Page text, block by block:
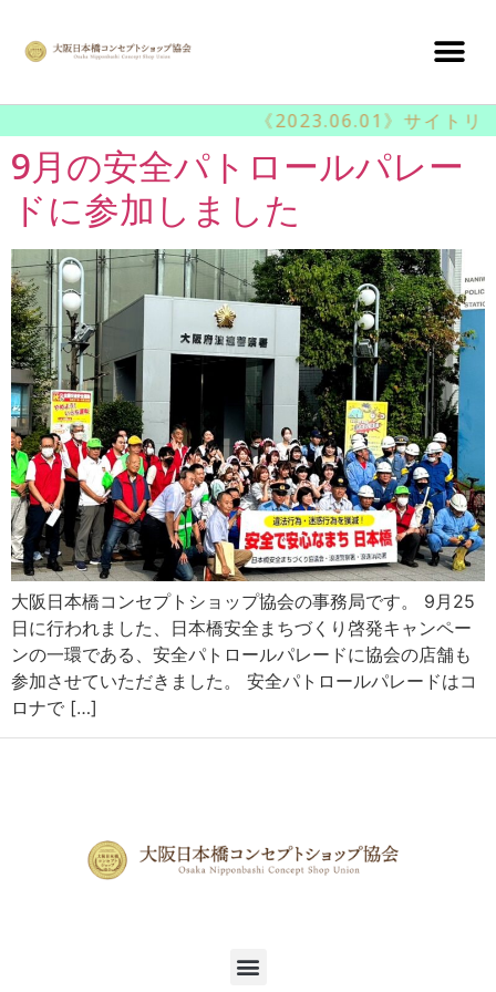
《2023.06.01》サイトリ
9月の安全パトロールパレー
ドに参加しました
大阪日本橋コンセプトショップ協会の事務局です。 9月25
日に行われました、日本橋安全まちづくり啓発キャンペー
ンの一環である、安全パトロールパレードに協会の店舗も
参加させていただきました。 安全パトロールパレードはコ
ロナで […]